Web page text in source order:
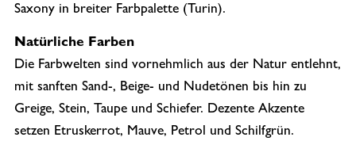
Saxony in breiter Farbpalette (Turin).
Natürliche Farben
Die Farbwelten sind vornehmlich aus der Natur entlehnt,
mit sanften Sand-, Beige- und Nudetönen bis hin zu
Greige, Stein, Taupe und Schiefer. Dezente Akzente
setzen Etruskerrot, Mauve, Petrol und Schilfgrün.